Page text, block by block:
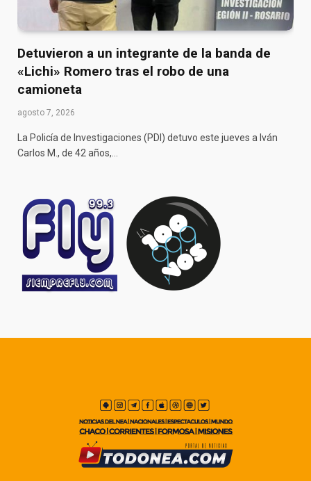
Detuvieron a un integrante de la banda de
«Lichi» Romero tras el robo de una
camioneta
agosto 7, 2026
La Policía de Investigaciones (PDI) detuvo este jueves a Iván
Carlos M., de 42 años,…